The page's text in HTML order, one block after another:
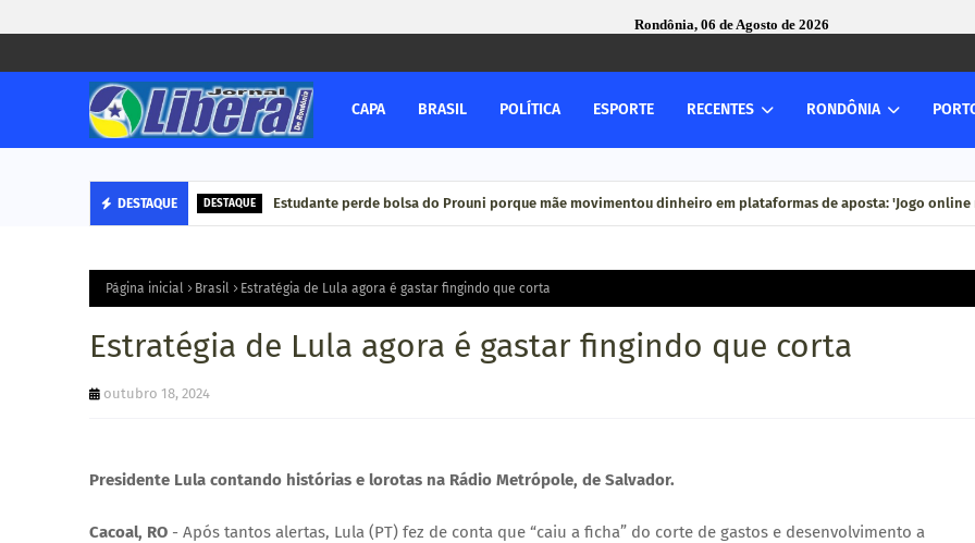
Rondônia, 06 de Agosto de 2026
CAPA BRASIL POLÍTICA ESPORTE RECENTES RONDÔNIA
DESTAQUE DESTAQUE Estudante perde bolsa do Prouni porque mãe movimentou dinheiro em plataformas de aposta: 'Jogo online
Página inicial Brasil Estratégia de Lula agora é gastar fingindo que corta
Estratégia de Lula agora é gastar fingindo que corta
outubro 18, 2024
Presidente Lula contando histórias e lorotas na Rádio Metrópole, de Salvador.
Cacoal, RO - Após tantos alertas, Lula (PT) fez de conta que “caiu a ficha” do corte de gastos e desenvolvimento a